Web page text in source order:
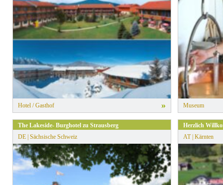
» Alle Filter zurücksetzen
Hotel / Gasthof » Museum
The Lakeside- Burghotel zu Strausberg
DE | Sächsische Schweiz
Herzlich
AT | Kärnten